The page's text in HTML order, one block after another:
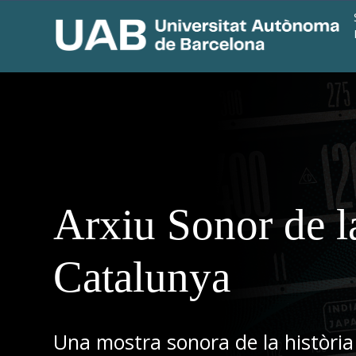
Arxiu Sonor de
Catalunya
Una mostra sonora de la